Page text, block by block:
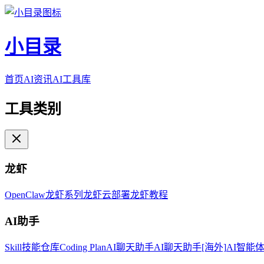
小目录
首页AI资讯AI工具库
工具类别
龙虾
OpenClaw龙虾系列 龙虾云部署龙虾教程
AI助手
Skill技能仓库Coding PlanAI聊天助手AI聊天助手[海外]AI智能体